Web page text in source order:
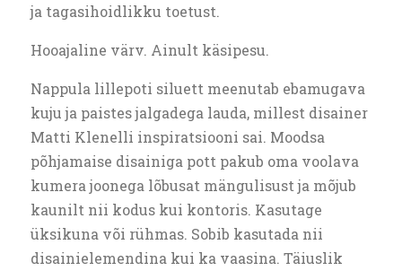
ja tagasihoidlikku toetust.
Hooajaline värv. Ainult käsipesu.
Nappula lillepoti siluett meenutab ebamugava
kuju ja paistes jalgadega lauda, millest disainer
Matti Klenelli inspiratsiooni sai. Moodsa
põhjamaise disainiga pott pakub oma voolava
kumera joonega lõbusat mängulisust ja mõjub
kaunilt nii kodus kui kontoris. Kasutage
üksikuna või rühmas. Sobib kasutada nii
disainielemendina kui ka vaasina. Täiuslik